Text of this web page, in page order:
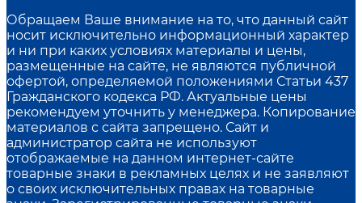
Обращаем Ваше внимание на то, что данный сайт
носит исключительно информационный характер
и ни при каких условиях материалы и цены,
размещенные на сайте, не являются публичной
офертой, определяемой положениями Статьи 437
Гражданского кодекса РФ. Актуальные цены
рекомендуем уточнить у менеджера. Копирование
материалов с сайта запрещено. Сайт и
администратор сайта не используют
отображаемые на данном интернет-сайте
товарные знаки в рекламных целях и не заявляют
о своих исключительных правах на товарные